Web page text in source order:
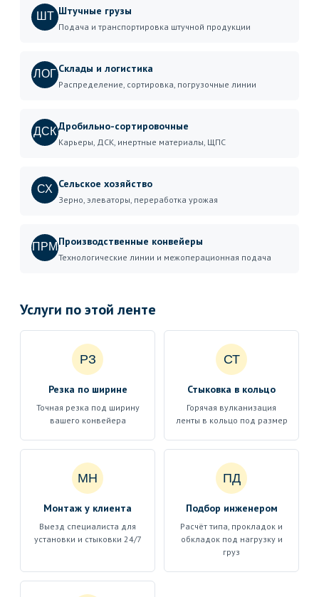
ШТ Штучные грузы
Подача и транспортировка штучной продукции
ЛОГ Склады и логистика
Распределение, сортировка, погрузочные линии
ДСКДробильно-сортировочные
Карьеры, ДСК, инертные материалы, ЩПС
СХ Сельское хозяйство
Зерно, элеваторы, переработка урожая
ПРМПроизводственные конвейеры
Технологические линии и межоперационная подача
Услуги по этой ленте
РЗ
Резка по ширине
Точная резка под ширину
вашего конвейера
СТ
Стыковка в кольцо
Горячая вулканизация
ленты в кольцо под размер
МН
Монтаж у клиента
Выезд специалиста для
установки и стыковки 24/7
ПД
Подбор инженером
Расчёт типа, прокладок и
обкладок под нагрузку и
груз